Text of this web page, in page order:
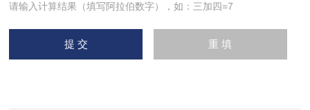
请输入计算结果（填写阿拉伯数字），如：三加四=7